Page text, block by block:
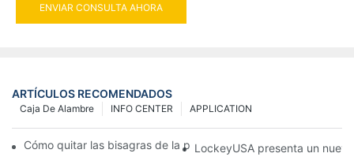
ENVIAR CONSULTA AHORA
ARTÍCULOS RECOMENDADOS
APPLICATION
INFO CENTER
Caja De Alambre
Cómo quitar las bisagras de la puerta de su cocina, horno o
LockeyUSA presenta un